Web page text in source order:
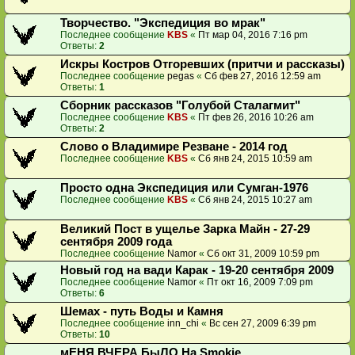
Творчество. "Экспедиция во мрак"
Последнее сообщение KBS « Пт мар 04, 2016 7:16 pm
Ответы: 2
Искры Костров Отгоревших (притчи и рассказы)
Последнее сообщение pegas « Сб фев 27, 2016 12:59 am
Ответы: 1
Сборник рассказов "Голубой Сталагмит"
Последнее сообщение KBS « Пт фев 26, 2016 10:26 am
Ответы: 2
Слово о Владимире Резване - 2014 год
Последнее сообщение KBS « Сб янв 24, 2015 10:59 am
Просто одна Экспедиция или Сумган-1976
Последнее сообщение KBS « Сб янв 24, 2015 10:27 am
Великий Пост в ущелье Зарка Майн - 27-29
сентября 2009 года
Последнее сообщение Namor « Сб окт 31, 2009 10:59 pm
Новый год на вади Карак - 19-20 сентября 2009
Последнее сообщение Namor « Пт окт 16, 2009 7:09 pm
Ответы: 6
Шемах - путь Воды и Камня
Последнее сообщение inn_chi « Вс сен 27, 2009 6:39 pm
Ответы: 10